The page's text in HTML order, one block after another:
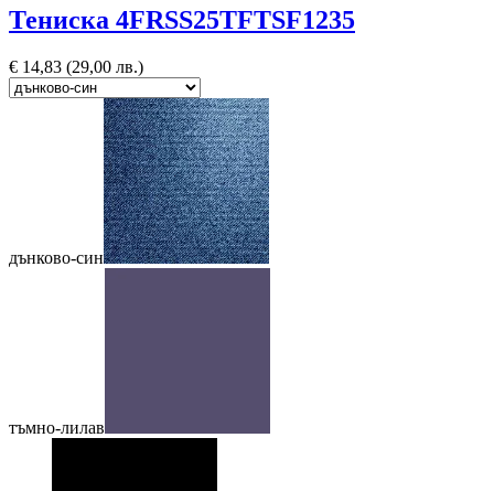
Тениска 4FRSS25TFTSF1235
€ 14,83 (29,00 лв.)
дънково-син
тъмно-лилав